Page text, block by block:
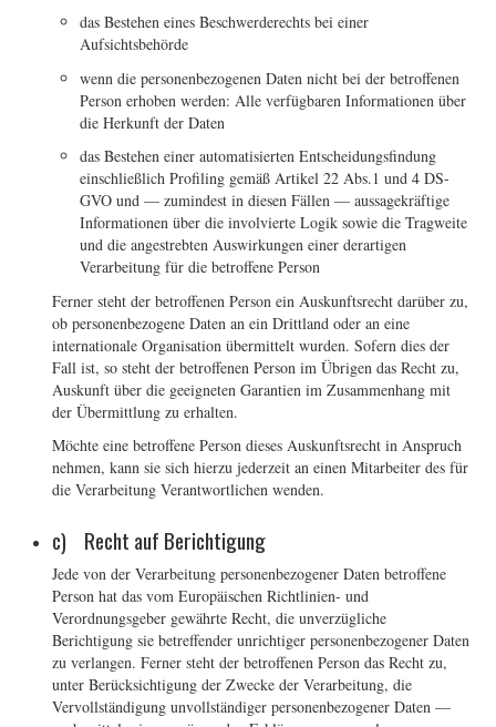
das Bestehen eines Beschwerderechts bei einer
Aufsichtsbehörde
wenn die personenbezogenen Daten nicht bei der betroffenen
Person erhoben werden: Alle verfügbaren Informationen über
die Herkunft der Daten
das Bestehen einer automatisierten Entscheidungsfindung
einschließlich Profiling gemäß Artikel 22 Abs.1 und 4 DS-
GVO und — zumindest in diesen Fällen — aussagekräftige
Informationen über die involvierte Logik sowie die Tragweite
und die angestrebten Auswirkungen einer derartigen
Verarbeitung für die betroffene Person
Ferner steht der betroffenen Person ein Auskunftsrecht darüber zu,
ob personenbezogene Daten an ein Drittland oder an eine
internationale Organisation übermittelt wurden. Sofern dies der
Fall ist, so steht der betroffenen Person im Übrigen das Recht zu,
Auskunft über die geeigneten Garantien im Zusammenhang mit
der Übermittlung zu erhalten.
Möchte eine betroffene Person dieses Auskunftsrecht in Anspruch
nehmen, kann sie sich hierzu jederzeit an einen Mitarbeiter des für
die Verarbeitung Verantwortlichen wenden.
c) Recht auf Berichtigung
Jede von der Verarbeitung personenbezogener Daten betroffene
Person hat das vom Europäischen Richtlinien- und
Verordnungsgeber gewährte Recht, die unverzügliche
Berichtigung sie betreffender unrichtiger personenbezogener Daten
zu verlangen. Ferner steht der betroffenen Person das Recht zu,
unter Berücksichtigung der Zwecke der Verarbeitung, die
Vervollständigung unvollständiger personenbezogener Daten —